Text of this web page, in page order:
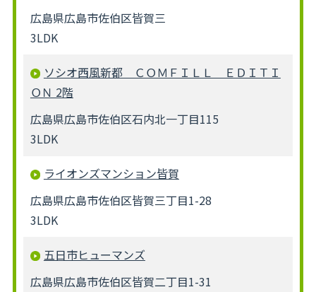
広島県広島市佐伯区皆賀三
3LDK
ソシオ西風新都 ＣＯＭＦＩＬＬ ＥＤＩＴＩ
ＯＮ 2階
広島県広島市佐伯区石内北一丁目115
3LDK
ライオンズマンション皆賀
広島県広島市佐伯区皆賀三丁目1-28
3LDK
五日市ヒューマンズ
広島県広島市佐伯区皆賀二丁目1-31